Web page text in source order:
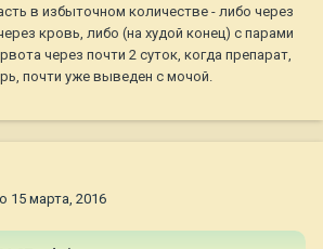
в избыточном количестве - либо через
кровь, либо (на худой конец) с парами
через почти 2 суток, когда препарат,
почти уже выведен с мочой.
15 марта, 2016